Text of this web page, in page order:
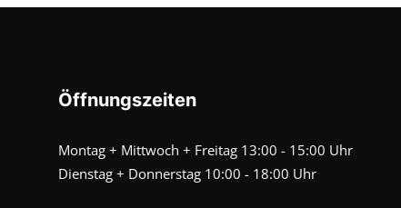
Öffnungszeiten
Montag + Mittwoch + Freitag 13:00 - 15:00 Uhr
Dienstag + Donnerstag 10:00 - 18:00 Uhr